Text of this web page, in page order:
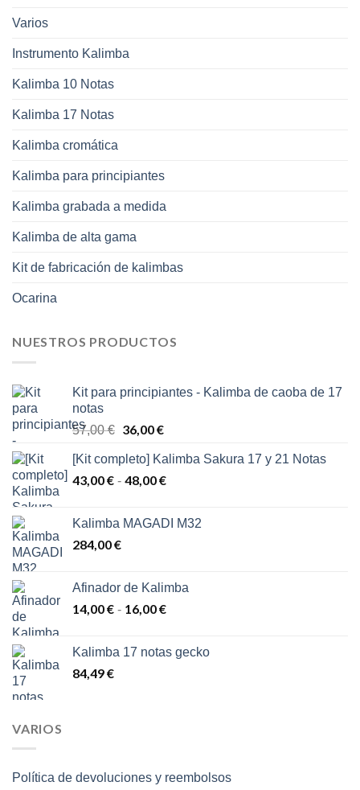
Varios
Instrumento Kalimba
Kalimba 10 Notas
Kalimba 17 Notas
Kalimba cromática
Kalimba para principiantes
Kalimba grabada a medida
Kalimba de alta gama
Kit de fabricación de kalimbas
Ocarina
NUESTROS PRODUCTOS
Kit para principiantes - Kalimba de caoba de 17
notas
57,00€ El
original
era:
36,00€El
actual
es:
[Kit completo] Kalimba Sakura 17 y 21 Notas
43,00€ - 48,00€Rango
desde
48,00 €
Kalimba MAGADI M32
284,00€
Afinador de Kalimba
14,00€ - 16,00€Rango
desde
Kalimba 17 notas gecko
84,49€
VARIOS
Política de devoluciones y reembolsos